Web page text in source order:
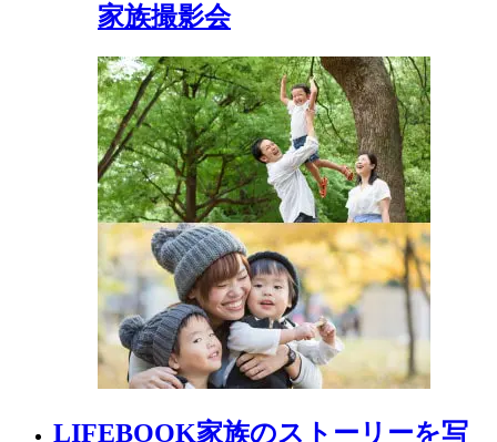
家族撮影会
LIFEBOOK家族のストーリーを写